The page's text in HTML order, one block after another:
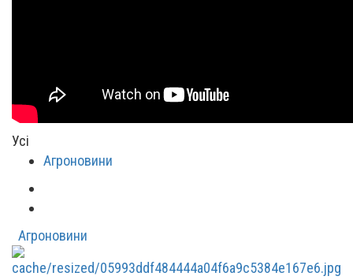
Усі
Агроновини
Агроновини